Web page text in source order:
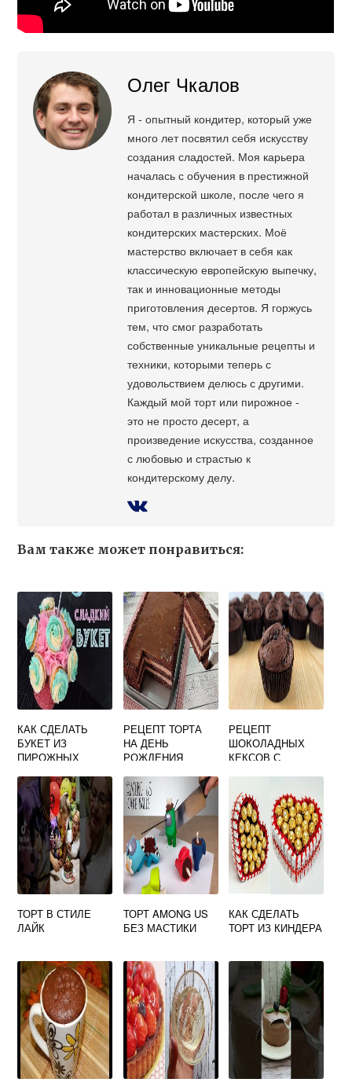
Олег Чкалов
Я - опытный кондитер, который уже
много лет посвятил себя искусству
создания сладостей. Моя карьера
началась с обучения в престижной
кондитерской школе, после чего я
работал в различных известных
кондитерских мастерских. Моё
мастерство включает в себя как
классическую европейскую выпечку,
так и инновационные методы
приготовления десертов. Я горжусь
тем, что смог разработать
собственные уникальные рецепты и
техники, которыми теперь с
удовольствием делюсь с другими.
Каждый мой торт или пирожное -
это не просто десерт, а
произведение искусства, созданное
с любовью и страстью к
кондитерскому делу.
Вам также может понравиться:
КАК СДЕЛАТЬ
БУКЕТ ИЗ
ПИРОЖНЫХ
РЕЦЕПТ ТОРТА
НА ДЕНЬ
РОЖДЕНИЯ
РЕЦЕПТ
ШОКОЛАДНЫХ
КЕКСОВ С
ТОРТ В СТИЛЕ
ЛАЙК
ТОРТ AMONG US
БЕЗ МАСТИКИ
КАК СДЕЛАТЬ
ТОРТ ИЗ КИНДЕРА